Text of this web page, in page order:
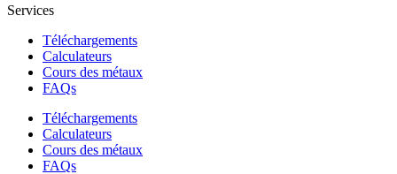
Services
Téléchargements
Calculateurs
Cours des métaux
FAQs
Téléchargements
Calculateurs
Cours des métaux
FAQs